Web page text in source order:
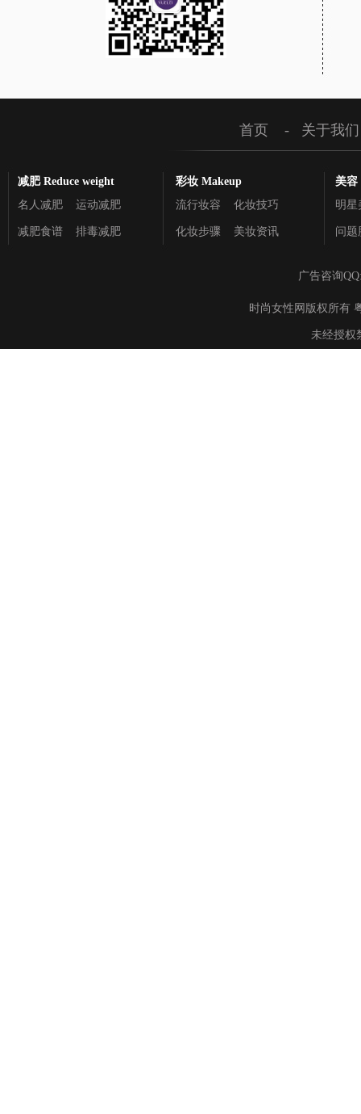
首页 - 关于我们
减肥 Reduce weight
名人减肥
运动减肥
减肥食谱 排毒减肥
彩妆 Makeup
流行妆容
化妆技巧
化妆步骤 美妆资讯
美容
明星
问题
广告咨询
时尚女性网版权所有
未经授权